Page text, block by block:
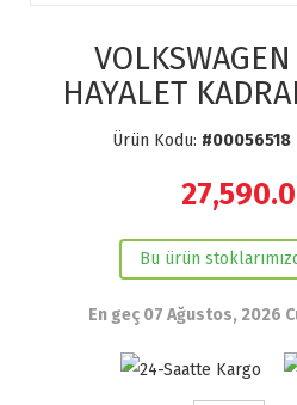
VOLKSWAGEN
HAYALET
Ürün Kodu: #00056518
Bu ürün
En geç 07 Ağustos, 2026